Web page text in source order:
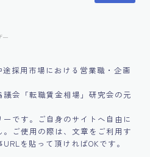
ー
採用市場における営業職・企画
会「転職賃金相場」研究会の元
です。ご自身のサイトへ自由に
ご使用の際は、文章をご利用す
を貼って頂ければOKです。